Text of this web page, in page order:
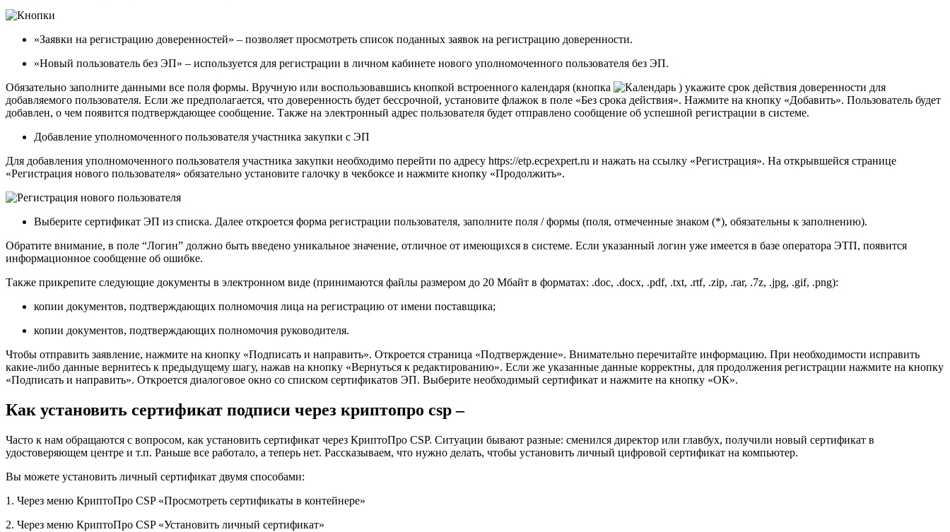
«Заявки на регистрацию доверенностей» – позволяет просмотреть список поданных заявок на регистрацию доверенности.
«Новый пользователь без ЭП» – используется для регистрации в личном кабинете нового уполномоченного пользователя без ЭП.
Обязательно заполните данными все поля формы. Вручную или воспользовавшись кнопкой встроенного календаря (кнопка
) укажите срок действия доверенности для
добавляемого пользователя. Если же предполагается, что доверенность будет бессрочной, установите флажок в поле «Без срока действия». Нажмите на кнопку «Добавить». Пользователь будет
добавлен, о чем появится подтверждающее сообщение. Также на электронный адрес пользователя будет отправлено сообщение об успешной регистрации в системе.
Добавление уполномоченного пользователя участника закупки с ЭП
Для добавления уполномоченного пользователя участника закупки необходимо перейти по адресу https://etp.ecpexpert.ru и нажать на ссылку «Регистрация». На открывшейся странице
«Регистрация нового пользователя» обязательно установите галочку в чекбоксе и нажмите кнопку «Продолжить».
Выберите сертификат ЭП из списка. Далее откроется форма регистрации пользователя, заполните поля / формы (поля, отмеченные знаком (*), обязательны к заполнению).
Обратите внимание, в поле “Логин” должно быть введено уникальное значение, отличное от имеющихся в системе. Если указанный логин уже имеется в базе оператора ЭТП, появится
информационное сообщение об ошибке.
Также прикрепите следующие документы в электронном виде (принимаются файлы размером до 20 Мбайт в форматах: .doc, .docx, .pdf, .txt, .rtf, .zip, .rar, .7z, .jpg, .gif, .png):
копии документов, подтверждающих полномочия лица на регистрацию от имени поставщика;
копии документов, подтверждающих полномочия руководителя.
Чтобы отправить заявление, нажмите на кнопку «Подписать и направить». Откроется страница «Подтверждение». Внимательно перечитайте информацию. При необходимости исправить
какие-либо данные вернитесь к предыдущему шагу, нажав на кнопку «Вернуться к редактированию». Если же указанные данные корректны, для продолжения регистрации нажмите на кнопку
«Подписать и направить». Откроется диалоговое окно со списком сертификатов ЭП. Выберите необходимый сертификат и нажмите на кнопку «ОК».
Как установить сертификат подписи через криптопро csp –
Часто к нам обращаются с вопросом, как установить сертификат через КриптоПpo CSP. Ситуации бывают разные: сменился директор или главбух, получили новый сертификат в
удостоверяющем центре и т.п. Раньше все работало, а теперь нет. Рассказываем, что нужно делать, чтобы установить личный цифровой сертификат на компьютер.
Вы можете установить личный сертификат двумя способами:
1. Через меню КриптоПро CSP «Просмотреть сертификаты в контейнере»
2. Через меню КриптоПро CSP «Установить личный сертификат»